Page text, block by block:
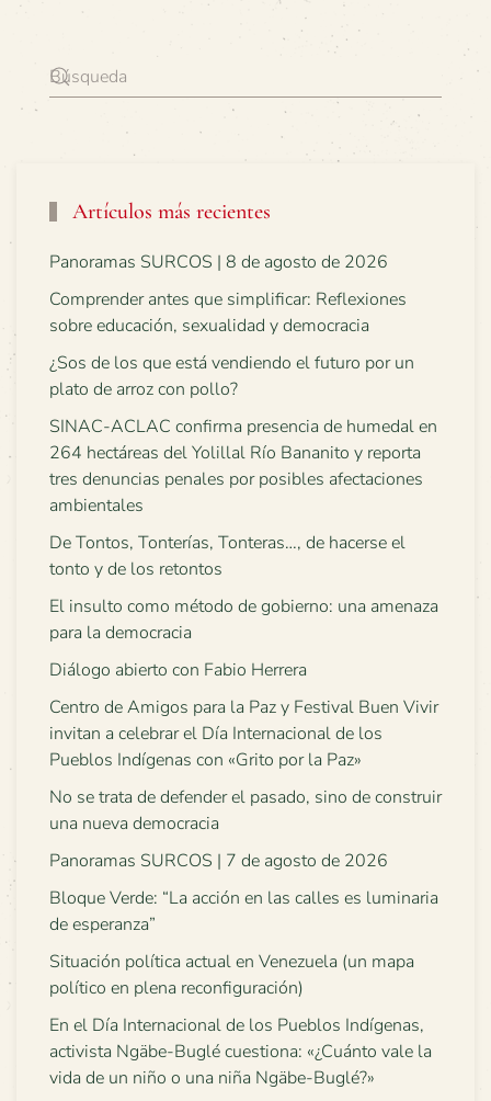
Artículos más recientes
Panoramas SURCOS | 8 de agosto de 2026
Comprender antes que simplificar: Reflexiones
sobre educación, sexualidad y democracia
¿Sos de los que está vendiendo el futuro por un
plato de arroz con pollo?
SINAC-ACLAC confirma presencia de humedal en
264 hectáreas del Yolillal Río Bananito y reporta
tres denuncias penales por posibles afectaciones
ambientales
De Tontos, Tonterías, Tonteras…, de hacerse el
tonto y de los retontos
El insulto como método de gobierno: una amenaza
para la democracia
Diálogo abierto con Fabio Herrera
Centro de Amigos para la Paz y Festival Buen Vivir
invitan a celebrar el Día Internacional de los
Pueblos Indígenas con «Grito por la Paz»
No se trata de defender el pasado, sino de construir
una nueva democracia
Panoramas SURCOS | 7 de agosto de 2026
Bloque Verde: “La acción en las calles es luminaria
de esperanza”
Situación política actual en Venezuela (un mapa
político en plena reconfiguración)
En el Día Internacional de los Pueblos Indígenas,
activista Ngäbe-Buglé cuestiona: «¿Cuánto vale la
vida de un niño o una niña Ngäbe-Buglé?»